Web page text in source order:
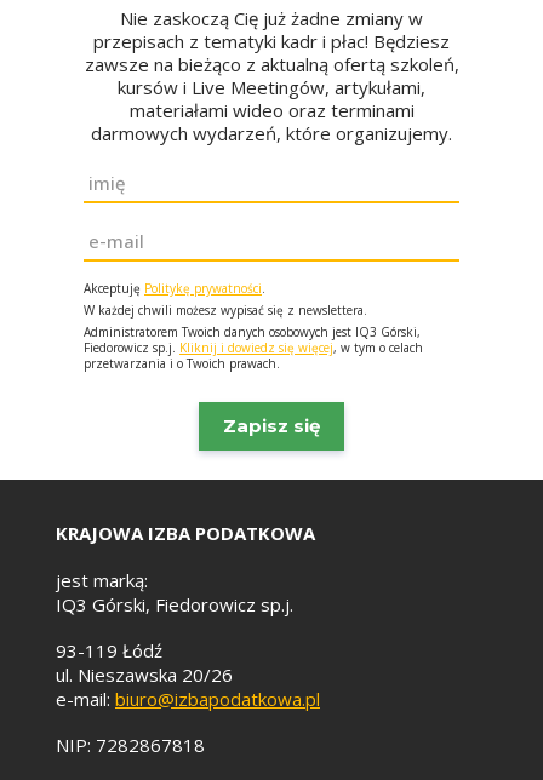
Nie zaskoczą Cię już żadne zmiany w
przepisach z tematyki kadr i płac! Będziesz
zawsze na bieżąco z aktualną ofertą szkoleń,
kursów i Live Meetingów, artykułami,
materiałami wideo oraz terminami
darmowych wydarzeń, które organizujemy.
Imię
*
Email
*
Akceptuję Politykę prywatności.
W każdej chwili możesz wypisać się z newslettera.
Administratorem Twoich danych osobowych jest IQ3 Górski,
Fiedorowicz sp.j. Kliknij i dowiedz się więcej, w tym o celach
przetwarzania i o Twoich prawach.
KRAJOWA IZBA PODATKOWA
jest marką:
IQ3 Górski, Fiedorowicz sp.j.
93-119 Łódź
ul. Nieszawska 20/26
e-mail: biuro@izbapodatkowa.pl
NIP: 7282867818